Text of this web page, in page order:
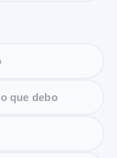
que debo